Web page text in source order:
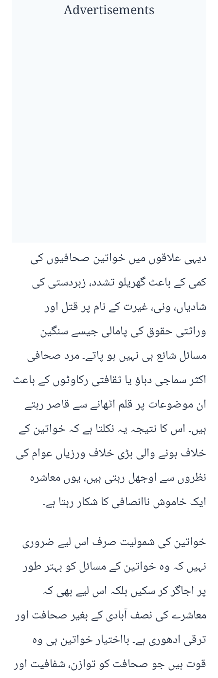
Advertisements
دیہی علاقوں میں خواتین صحافیوں کی
کمی کے باعث گھریلو تشدد، زبردستی کی
شادیاں، ونی، غیرت کے نام پر قتل اور
وراثتی حقوق کی پامالی جیسے سنگین
مسائل شائع ہی نہیں ہو پاتے۔ مرد صحافی
اکثر سماجی دباؤ یا ثقافتی رکاوٹوں کے باعث
ان موضوعات پر قلم اٹھانے سے قاصر رہتے
ہیں۔ اس کا نتیجہ یہ نکلتا ہے کہ خواتین کے
خلاف ہونے والی بڑی خلاف ورزیاں عوام کی
نظروں سے اوجھل رہتی ہیں، یوں معاشرہ
ایک خاموش ناانصافی کا شکار رہتا ہے۔
خواتین کی شمولیت صرف اس لیے ضروری
نہیں کہ وہ خواتین کے مسائل کو بہتر طور
پر اجاگر کر سکیں بلکہ اس لیے بھی کہ
معاشرے کی نصف آبادی کے بغیر صحافت اور
ترقی ادھوری ہے۔ بااختیار خواتین ہی وہ
قوت ہیں جو صحافت کو توازن، شفافیت اور